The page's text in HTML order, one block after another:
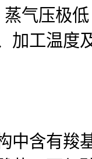
气压极
加工温度
中含有羧